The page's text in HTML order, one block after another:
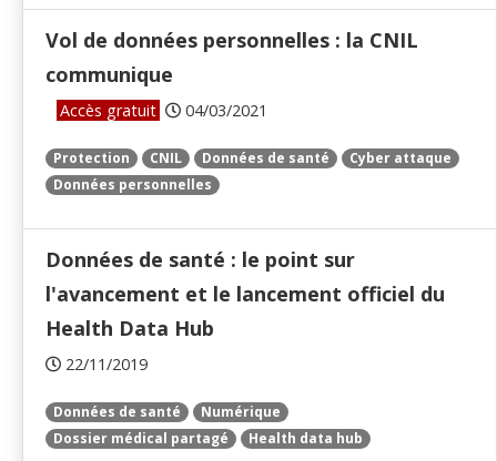
Vol de données personnelles : la CNIL
communique
Accès gratuit 04/03/2021
Protection CNIL Données de santé
Cyber attaque
Données personnelles
Données de santé : le point sur
l'avancement et le lancement officiel du
Health Data Hub
22/11/2019
Données de santé
Numérique
Dossier médical partagé
Health data hub